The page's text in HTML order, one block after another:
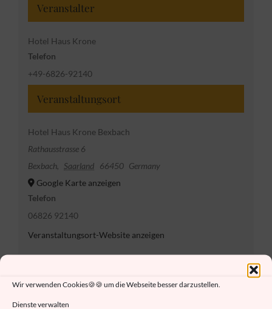
Wir verwenden Cookies🍪🍪 um die Webseite besser darzustellen.
Dienste verwalten
Veranstaltungsort
Hotel Haus Krone Bexbach
Rathausstrasse 6
Bexbach, Saarland 66450 Germany
Google Karte anzeigen
Telefon
06826 92140
Veranstaltungsort-Website anzeigen
Veranstalter
Hotel Haus Krone
Telefon
+49-6826-92140